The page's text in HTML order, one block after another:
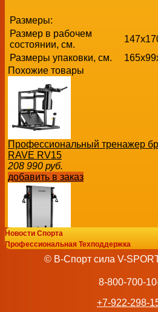
Размеры:
Размер в рабочем
состоянии, см.
Размеры упаковки, см.
Похожие товары
Профессиональный тренажер
RAVE RV15
208 990 руб.
добавить в заказ
Пристенный параллельный
бронзджим
Новости Спорта
Профессиональная Техподдержка
© В-Спорт сила V-
8-800-700-
+7-922-298-